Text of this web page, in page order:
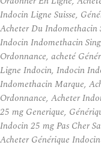
Indocin Ligne Suisse,
Acheter Du Indomethacin
Indocin Indomethacin
Ordonnance, acheté
Ligne Indocin, Indocin
Indomethacin Marque,
Ordonnance, Acheter
25 mg Generique,
Indocin 25 mg Pas Cher
Acheter Générique